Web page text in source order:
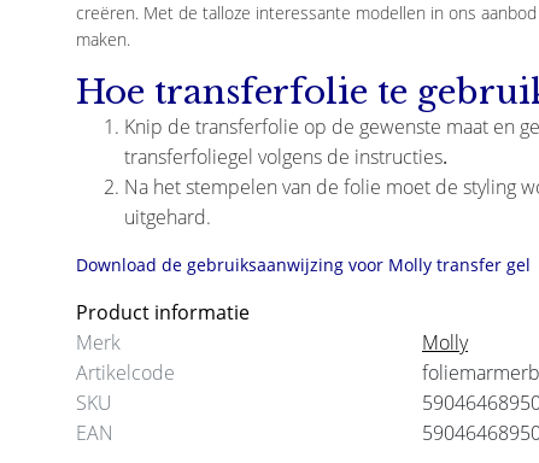
creëren. Met de talloze interessante modellen in ons
maken.
Hoe transferfolie te
Knip de transferfolie op de gewenste maat en
transferfoliegel volgens de instructies.
Na het stempelen van de folie moet de styling
uitgehard.
Download de gebruiksaanwijzing voor Molly transfer gel
Product informatie
Merk
Molly
Artikelcode
SKU
EAN